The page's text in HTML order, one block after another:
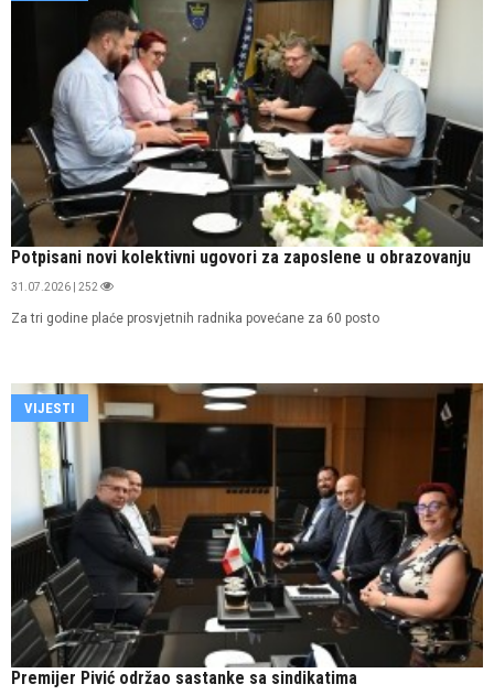
Potpisani novi kolektivni ugovori za zaposlene u obrazovanju
31.07.2026 | 252
Za tri godine plaće prosvjetnih radnika povećane za 60 posto
VIJESTI
Premijer Pivić održao sastanke sa sindikatima